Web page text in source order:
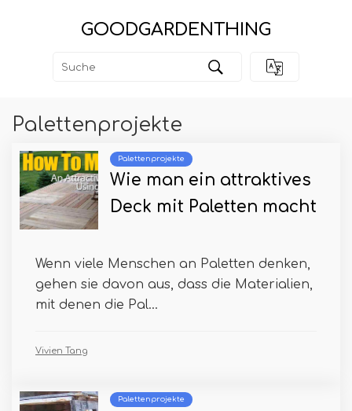
GOODGARDENTHING
Palettenprojekte
Palettenprojekte
Wie man ein attraktives
Deck mit Paletten macht
Wenn viele Menschen an Paletten denken,
gehen sie davon aus, dass die Materialien,
mit denen die Pal...
Vivien Tang
Palettenprojekte